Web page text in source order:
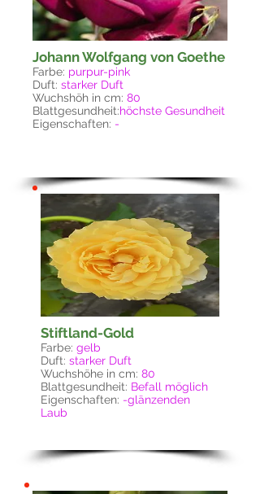
Johann Wolfgang von Goethe
Farbe: purpur-pink
Duft: starker Duft
Wuchshöh in cm: 80
Blattgesundheit:höchste Gesundheit
Eigenschaften: -
Stiftland-Gold
Farbe: gelb
Duft: starker Duft
Wuchshöhe in cm: 80
Blattgesundheit: Befall möglich
Eigenschaften: -glänzenden
Laub